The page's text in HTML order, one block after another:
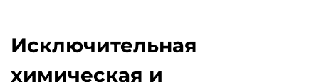
Исключительная
химическая и